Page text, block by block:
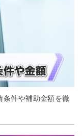
条件や補助金額を徹